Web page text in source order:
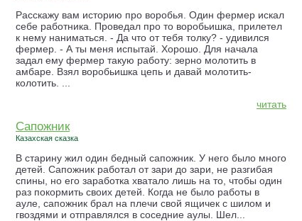
Расскажу вам историю про воробья. Один фермер искал
себе работника. Проведал про то воробьишка, прилетел
к нему наниматься. - Да что от тебя толку? - удивился
фермер. - А ты меня испытай. Хорошо. Для начала
задал ему фермер такую работу: зерно молотить в
амбаре. Взял воробьишка цепь и давай молотить-
колотить. ...
читать
Сапожник
Казахская сказка
В старину жил один бедный сапожник. У него было много
детей. Сапожник работал от зари до зари, не разгибая
спины, но его заработка хватало лишь на то, чтобы один
раз покормить своих детей. Когда не было работы в
ауле, сапожник брал на плечи свой ящичек с шилом и
гвоздями и отправлялся в соседние аулы. Шел...